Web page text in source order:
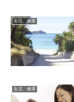
生活、健康
生活、健康